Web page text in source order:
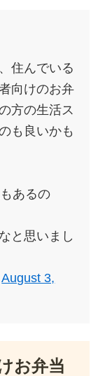
住んでいる
向けのお弁
方の生活ス
も良いかも
あるの
と思いまし
August 3,
お弁当